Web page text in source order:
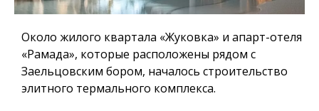
Около жилого квартала «Жуковка» и апарт-отеля
«Рамада», которые расположены рядом с
Заельцовским бором, началось строительство
элитного термального комплекса.